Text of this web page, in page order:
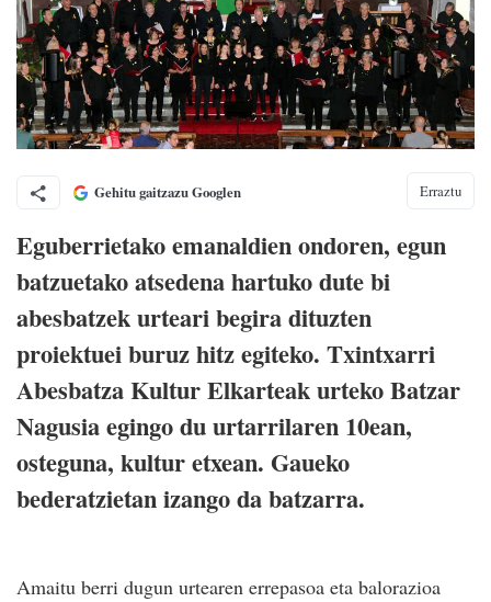
Gehitu gaitzazu Googlen Erraztu
Eguberrietako emanaldien ondoren, egun
batzuetako atsedena hartuko dute bi
abesbatzek urteari begira dituzten
proiektuei buruz hitz egiteko. Txintxarri
Abesbatza Kultur Elkarteak urteko Batzar
Nagusia egingo du urtarrilaren 10ean,
osteguna, kultur etxean. Gaueko
bederatzietan izango da batzarra.
Amaitu berri dugun urtearen errepasoa eta balorazioa